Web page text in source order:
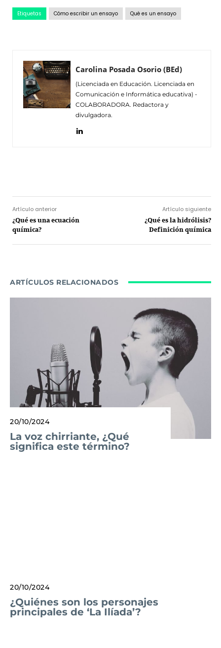
Etiquetas Cómo escribir un ensayo Qué es un ensayo
Carolina Posada Osorio (BEd)
(Licenciada en Educación. Licenciada en
Comunicación e Informática educativa) -
COLABORADORA. Redactora y
divulgadora.
Artículo anterior
¿Qué es una ecuación
química?
Artículo siguiente
¿Qué es la hidrólisis?
Definición química
ARTÍCULOS RELACIONADOS
20/10/2024
La voz chirriante, ¿Qué
significa este término?
20/10/2024
¿Quiénes son los personajes
principales de ‘La Ilíada’?